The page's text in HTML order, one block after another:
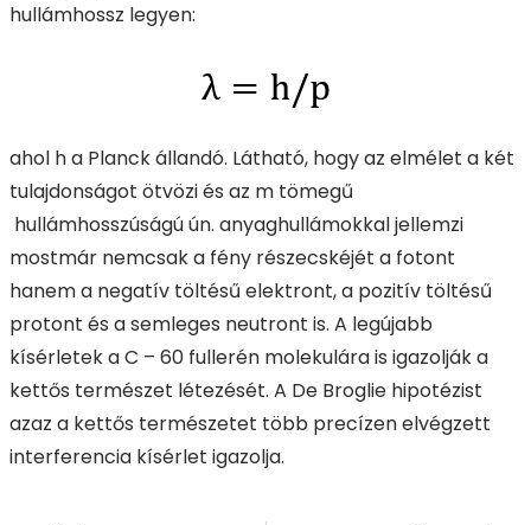
hullámhossz legyen:
ahol h a Planck állandó. Látható, hogy az elmélet a két
tulajdonságot ötvözi és az m tömegű
hullámhosszúságú ún. anyaghullámokkal jellemzi
mostmár nemcsak a fény részecskéjét a fotont
hanem a negatív töltésű elektront, a pozitív töltésű
protont és a semleges neutront is. A legújabb
kísérletek a C – 60 fullerén molekulára is igazolják a
kettős természet létezését. A De Broglie hipotézist
azaz a kettős természetet több precízen elvégzett
interferencia kísérlet igazolja.